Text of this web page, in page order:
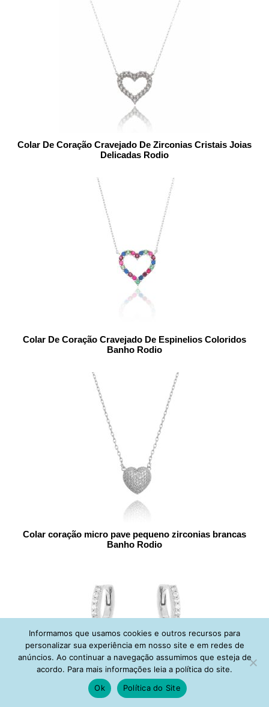
Colar De Coração Cravejado De Zirconias Cristais Joias
Delicadas Rodio
Colar De Coração Cravejado De Espinelios Coloridos
Banho Rodio
Colar coração micro pave pequeno zirconias brancas
Banho Rodio
Informamos que usamos cookies e outros recursos para
personalizar sua experiência em nosso site e em redes de
anúncios. Ao continuar a navegação assumimos que esteja de
acordo. Para mais informações leia a política do site.
Ok
Política do Site